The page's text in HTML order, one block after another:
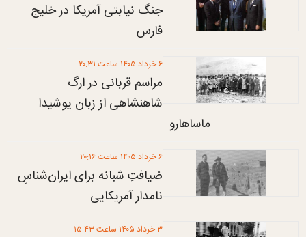
جنگ نیابتی آمریکا در خلیج
فارس
۶ خرداد ۱۴۰۵ ساعت ۲۰:۳۱
مراسم قربانی در ارگ
شاهنشاهی از زبان یوشیدا
ماساهارو
۶ خرداد ۱۴۰۵ ساعت ۲۰:۱۶
ضیافتِ شبانه برای ایران‌شناسِ
نامدار آمریکایی
۳ خرداد ۱۴۰۵ ساعت ۱۵:۴۳